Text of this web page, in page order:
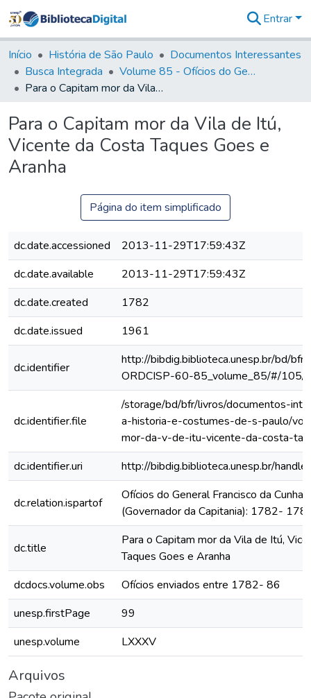
&
Coleções
Tudo na
Biblioteca
Estatísticas
Entrar
Início História de São Paulo
Documentos Interessantes
Busca Integrada
Volume 85 - Ofícios do General Francisco da Cunha Menezes (Governador da Capitania): 1782- 1786
Para o Capitam mor da Vila de Itú, Vicente da Costa Taques Goes e Aranha
Para o Capitam mor da Vila de Itú,
Vicente da Costa Taques Goes e
Aranha
Página do item simplificado
dc.date.accessioned
2013-11-29T17:59:43Z
dc.date.available
2013-11-29T17:59:43Z
dc.date.created
1782
dc.date.issued
1961
dc.identifier
http://bibdig.biblioteca.unesp.br/bd/
ORDCISP-60-85_volume_85/#/105/
dc.identifier.file
/storage/bd/bfr/livros/documentos-
a-historia-e-costumes-de-s-paulo/
mor-da-v-de-itu-vicente-da-costa-
dc.identifier.uri
http://bibdig.biblioteca.unesp.br/
dc.relation.ispartof
Ofícios do General Francisco da Cunha
(Governador da Capitania): 1782-
dc.title
Para o Capitam mor da Vila de Itú,
Taques Goes e Aranha
dcdocs.volume.obs
Ofícios enviados entre 1782- 86
unesp.firstPage
99
unesp.volume
LXXXV
Arquivos